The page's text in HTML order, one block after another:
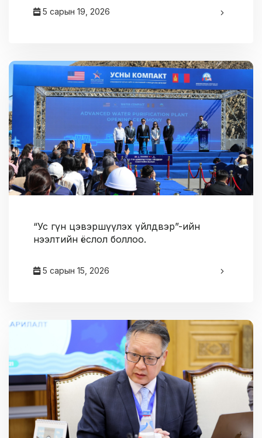
5 сарын 19, 2026
“Ус гүн цэвэршүүлэх үйлдвэр”-ийн
нээлтийн ёслол боллоо.
5 сарын 15, 2026